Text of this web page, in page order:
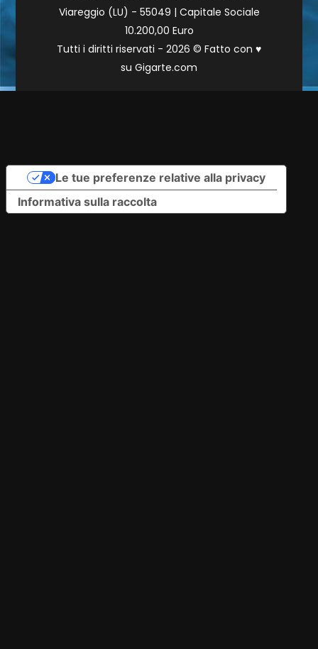
Viareggio (LU) - 55049 | Capitale Sociale
10.200,00 Euro
Tutti i diritti riservati - 2026 © Fatto con ♥
su Gigarte.com
Informativa sulla raccolta
Le tue preferenze relative alla privacy